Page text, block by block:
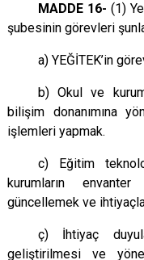
MADDE 16- (1)
şubesinin görevleri
a) YEĞİTEK’in
b) Okul ve
bilişim donanımına
işlemleri yapmak.
c) Eğitim
kurumların
güncellemek ve
ç) İhtiyaç
geliştirilmesi ve